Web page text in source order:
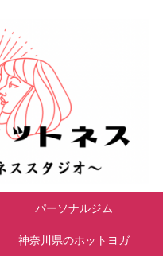
パーソナルジム
神奈川県のホットヨガ